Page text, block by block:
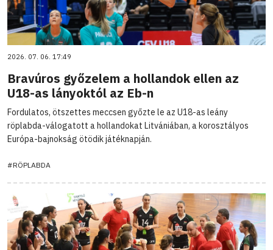
2026. 07. 06. 17:49
Bravúros győzelem a hollandok ellen az
U18-as lányoktól az Eb-n
Fordulatos, ötszettes meccsen győzte le az U18-as leány
röplabda-válogatott a hollandokat Litvániában, a korosztályos
Európa-bajnokság ötödik játéknapján.
#RÖPLABDA